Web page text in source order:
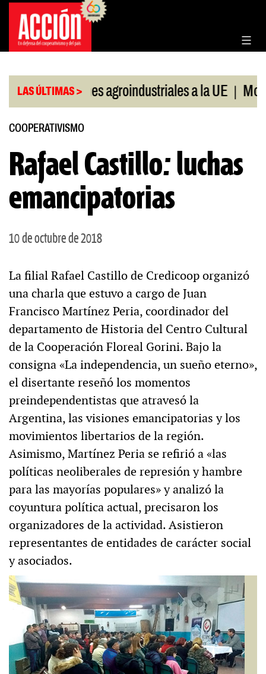
Saltar
contenido
LAS ÚLTIMAS >
Exportaciones agroindustriales a la UE |
COOPERATIVISMO
Rafael Castillo: luchas
emancipatorias
10 de octubre de 2018
La filial Rafael Castillo de Credicoop organizó
una charla que estuvo a cargo de Juan
Francisco Martínez Peria, coordinador del
departamento de Historia del Centro Cultural
de la Cooperación Floreal Gorini. Bajo la
consigna «La independencia, un sueño eterno»,
el disertante reseñó los momentos
preindependentistas que atravesó la
Argentina, las visiones emancipatorias y los
movimientos libertarios de la región.
Asimismo, Martínez Peria se refirió a «las
políticas neoliberales de represión y hambre
para las mayorías populares» y analizó la
coyuntura política actual, precisaron los
organizadores de la actividad. Asistieron
representantes de entidades de carácter social
y asociados.